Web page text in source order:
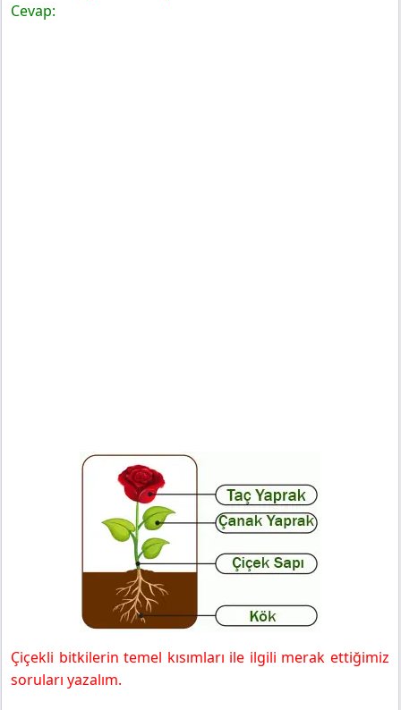
Cevap:
Çiçekli bitkilerin temel kısımları ile ilgili merak ettiğimiz
soruları yazalım.